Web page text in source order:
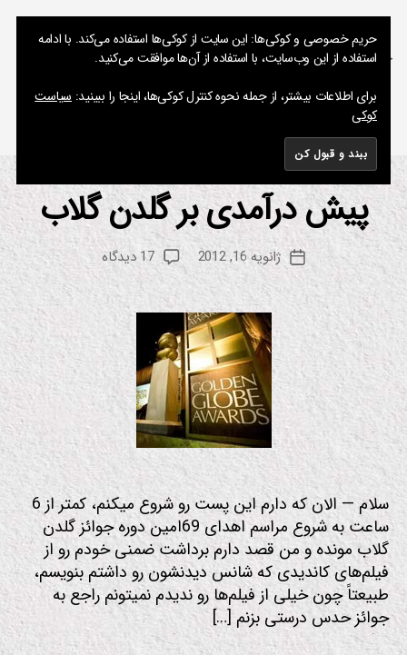
جستجو
نوشته های پراکنده یک مسعود
دسته‌ها
بی
ت
کت
ب
ان
م
ی
نه
نوی
س
دار
س
ر
یا
ل
س
م
ا
پیش درآمدی بر گلدن گلاب
نویسنده
نوشته
از
م
س
ع
و
د
تاریخ
نوشته
ژانویه 16, 2012 17 دیدگاه
برای
پیش
درآمدی
بر
گلدن
گلاب
سلام — الان که دارم این پست رو شروع میکنم، کمتر از 6
ساعت به شروع مراسم اهدای 69امین دوره جوائز گلدن
گلاب مونده و من قصد دارم برداشت ضمنی خودم رو از
فیلم‌های کاندیدی که شانس دیدنشون رو داشتم بنویسم،
طبیعتاً چون خیلی از فیلم‌ها رو ندیدم نمیتونم راجع به
جوائز حدس درستی بزنم […]
حریم خصوصی و کوکی‌ها: این سایت از کوکی‌ها استفاده می‌کند. با ادامه
استفاده از این وب‌سایت، با استفاده از آن‌ها موافقت می‌کنید.
برای اطلاعات بیشتر، از جمله نحوه کنترل کوکی‌ها، اینجا را ببینید: سیاست
کوکی